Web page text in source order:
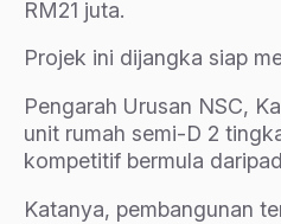
RM21 juta.
Projek ini dijangka siap
Pengarah Urusan NSC,
unit rumah semi-D 2
kompetitif bermula
Katanya, pembangunan